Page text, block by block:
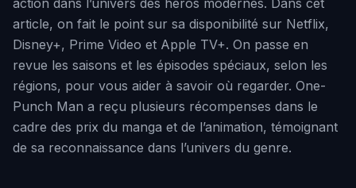
action dans l’univers des héros modernes. Dans cet
article, on fait le point sur sa disponibilité sur Netflix,
Disney+, Prime Video et Apple TV+. On passe en
revue les saisons et les épisodes spéciaux, selon les
régions, pour vous aider à savoir où regarder. One-
Punch Man a reçu plusieurs récompenses dans le
cadre des prix du manga et de l’animation, témoignant
de sa reconnaissance dans l’univers du genre.